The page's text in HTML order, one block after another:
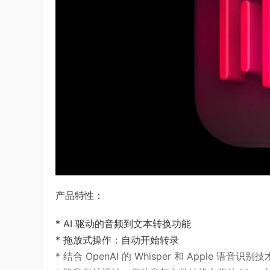
产品特性：
* AI 驱动的音频到文本转换功能
* 拖放式操作：自动开始转录
* 结合 OpenAI 的 Whisper 和 Apple 语音识别技